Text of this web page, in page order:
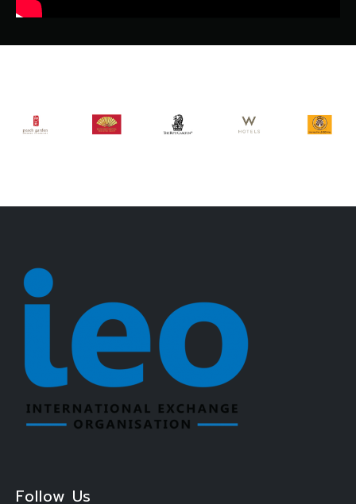
Follow Us